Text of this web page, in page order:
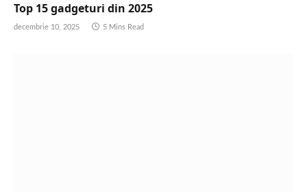
Top 15 gadgeturi din 2025
decembrie 10, 2025 5 Mins Read